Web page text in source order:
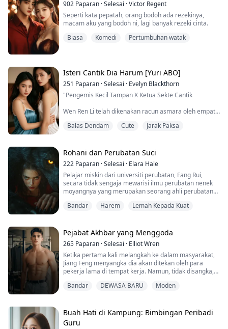
902 Paparan ·Selesai ·Victor Regent
Seperti kata pepatah, orang bodoh ada rezekinya,
macam aku yang bodoh ni, lagi banyak rezeki cinta.
Biasa
Komedi Pertumbuhan watak
Isteri Cantik Dia Harum [Yuri ABO]
251 Paparan ·Selesai · Evelyn Blackthorn
"Pengemis Kecil Tampan X Ketua Sekte Cantik
Wen Ren Li telah dikenakan racun asmara oleh empat
mereka. Namun, ketika melarikan diri, racun itu mula
keadaan semakin tidak terkawal... Selepas malam yang
penuh asmara, pengemis kecil, Feng Qi...
Balas Dendam Cute Jarak Paksa
Rohani dan Perubatan Suci
222 Paparan ·Selesai · Elara Hale
Pelajar miskin dari universiti perubatan, Fang Rui,
secara tidak sengaja mewarisi ilmu perubatan nenek
moyangnya yang merupakan seorang ahli perubatan
melawan takdirnya. Dengan menggunakan jarum
kejahatan. Gadis cantik universiti, wanita berkarisma,
wanita...
Bandar Harem Lemah Kepada Kuat
Pejabat Akhbar yang Menggoda
265 Paparan ·Selesai · Elliot Wren
Ketika pertama kali melangkah ke dalam masyarakat,
Jiang Feng menyangka dia akan ditekan oleh para
pekerja lama di tempat kerja. Namun, tidak disangka,
ditempatkan di bawah seorang bos wanita yang
Bandar DEWASA BARU Moden
Buah Hati di Kampung: Bimbingan Peribadi
Guru